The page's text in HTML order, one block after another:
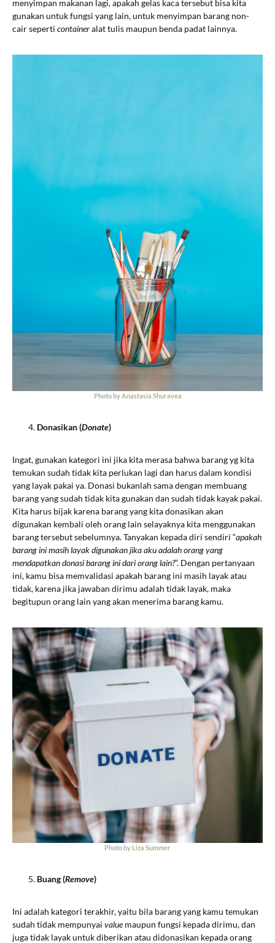
menyimpan makanan lagi, apakah gelas kaca tersebut bisa kita
gunakan untuk fungsi yang lain, untuk menyimpan barang non-
cair seperti containeralat tulis maupun benda padat lainnya.
Photo by Anastasia Shuravea
Donasikan (Donate)
Ingat, gunakan kategori ini jika kita merasa bahwa barang yg kita
temukan sudah tidak kita perlukan lagi dan harus dalam kondisi
yang layak pakai ya. Donasi bukanlah sama dengan membuang
barang yang sudah tidak kita gunakan dan sudah tidak kayak pakai.
Kita harus bijak karena barang yang kita donasikan akan
digunakan kembali oleh orang lain selayaknya kita menggunakan
barang tersebut sebelumnya. Tanyakan kepada diri sendiri “apakah
barang ini masih layak digunakan jika aku adalah orang yang
mendapatkan donasi barang ini dari orang lain?”. Dengan pertanyaan
ini, kamu bisa memvalidasi apakah barang ini masih layak atau
tidak, karena jika jawaban dirimu adalah tidak layak, maka
begitupun orang lain yang akan menerima barang kamu.
Photo byLiza Summer
Buang (Remove)
Ini adalah kategori terakhir, yaitu bila barang yang kamu temukan
sudah tidak mempunyai valuemaupun fungsi kepada dirimu, dan
juga tidak layak untuk diberikan atau didonasikan kepada orang